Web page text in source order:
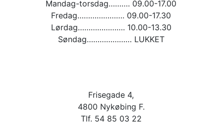
Mandag-torsdag………. 09.00-17.00
Fredag…………………. 09.00-17.30
Lørdag…………………. 10.00-13.30
Søndag………………… LUKKET
Frisegade 4,
4800 Nykøbing F.
Tlf. 54 85 03 22